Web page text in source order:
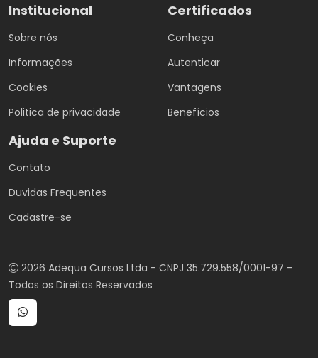
Institucional
Sobre nós
Informações
Cookies
Politica de privacidade
Certificados
Conheça
Autenticar
Vantagens
Benefícios
Ajuda e Suporte
Contato
Duvidas Frequentes
Cadastre-se
2026 Adequa Cursos Ltda - CNPJ 35.729.558/0001-97 -
Todos os Direitos Reservados